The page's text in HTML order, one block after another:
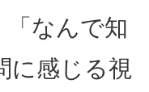
「なんで知
に感じる視